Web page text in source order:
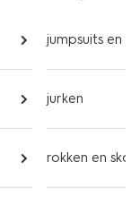
jumpsuits en
jurken
rokken en